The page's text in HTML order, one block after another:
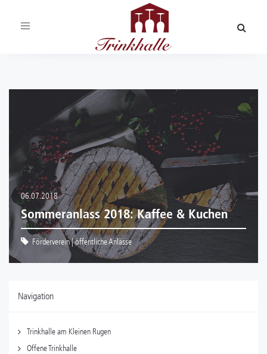
Toggle
06.07.2018
Sommeranlass 2018: Kaffee & Kuchen
Förderverein|öffentliche Anlässe
Navigation
Trinkhalle am Kleinen Rugen
Offene Trinkhalle